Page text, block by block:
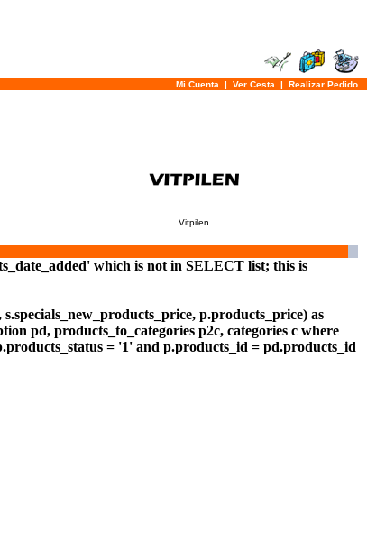
Mi Cuenta | Ver Cesta | Realizar Pedido
Vitpilen
which is not in SELECT list; this is
p.products_price) as
pd, products_to_categories p2c, categories c where
= '1' and p.products_id = pd.products_id